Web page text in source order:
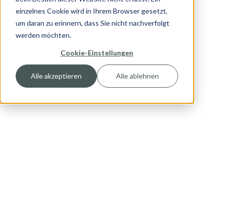
einzelnes Cookie wird in Ihrem Browser gesetzt,
um daran zu erinnern, dass Sie nicht nachverfolgt
werden möchten.
Cookie-Einstellungen
Alle akzeptieren Alle ablehnen